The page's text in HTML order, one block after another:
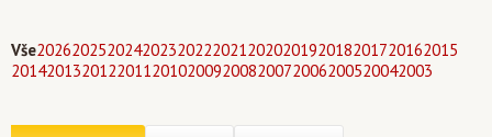
Vše202620252024202320222021202020192018201720162015
201420132012201120102009200820072006200520042003